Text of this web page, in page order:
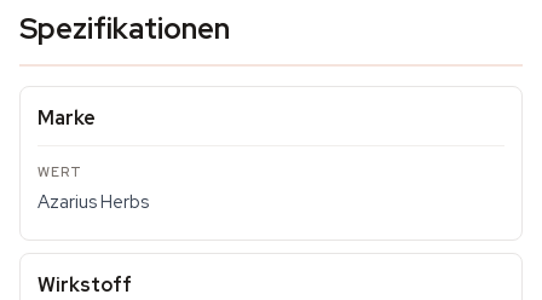
Spezifikationen
Marke
Azarius Herbs
Wirkstoff